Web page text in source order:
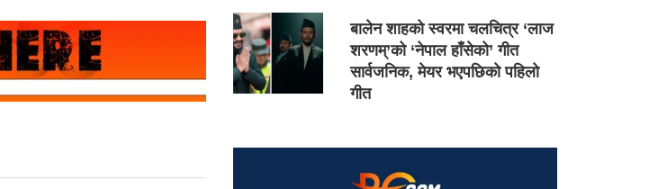
बालेन शाहको स्वरमा चलचित्र ‘लाज
शरणम्’को ‘नेपाल हाँसेको’ गीत
सार्वजनिक, मेयर भएपछिको पहिलो
गीत